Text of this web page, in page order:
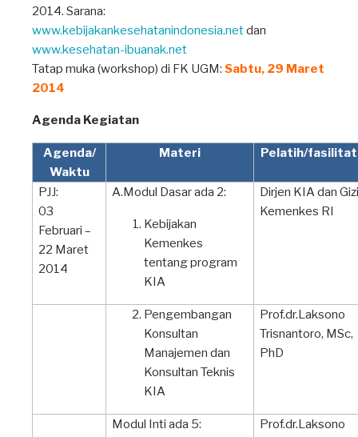
2014. Sarana:
www.kebijakankesehatanindonesia.netdan
www.kesehatan-ibuanak.net
Tatap muka (workshop) di FK UGM: Sabtu, 29 Maret
2014
Agenda Kegiatan
Agenda/
Waktu
Materi Pelatih/
PJJ:
03
Februari –
22 Maret
2014
A.Modul Dasar ada 2:
Kebijakan
Kemenkes
tentang program
KIA
Dirjen KIA dan
Kemenkes RI
Pengembangan
Konsultan
Manajemen dan
Konsultan Teknis
KIA
Prof.dr.Laksono
Trisnantoro, MSc,
PhD
Modul Inti ada 5:
Prof.dr.Laksono